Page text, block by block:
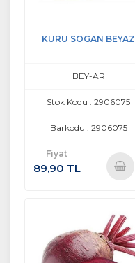
KURU SOGAN BEYAZ
BEY-AR
Stok Kodu : 2906075
Barkodu : 2906075
Fiyat
89,90 TL